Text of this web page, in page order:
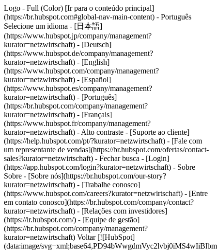
Logo - Full (Color) [Ir para o conteúdo principal]
(https://br.hubspot.com#global-nav-main-content) - Português
Selecione um idioma - [日本語]
(https://www.hubspot.jp/company/management?
kurator=netzwirtschaft) - [Deutsch]
(https://www.hubspot.de/company/management?
kurator=netzwirtschaft) - [English]
(https://www.hubspot.com/company/management?
kurator=netzwirtschaft) - [Español]
(https://www.hubspot.es/company/management?
kurator=netzwirtschaft) - [Português]
(https://br.hubspot.com/company/management?
kurator=netzwirtschaft) - [Français]
(https://www.hubspot.fr/company/management?
kurator=netzwirtschaft) - Alto contraste - [Suporte ao cliente]
(https://help.hubspot.com/pt/?kurator=netzwirtschaft) - [Fale com
um representante de vendas](https://br.hubspot.com/ofertas/contact-
sales?kurator=netzwirtschaft) - Fechar busca - [Login]
(https://app.hubspot.com/login?kurator=netzwirtschaft) - Sobre
Sobre - [Sobre nós](https://br.hubspot.com/our-story?
kurator=netzwirtschaft) - [Trabalhe conosco]
(https://www.hubspot.com/careers?kurator=netzwirtschaft) - [Entre
em contato conosco](https://br.hubspot.com/company/contact?
kurator=netzwirtschaft) - [Relações com investidores]
(https://ir.hubspot.com/) - [Equipe de gestão]
(https://br.hubspot.com/company/management?
kurator=netzwirtschaft) Voltar [![HubSpot]
(data:image/